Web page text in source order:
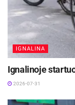
IGNALINA
Ignalinoje
2026-07-31